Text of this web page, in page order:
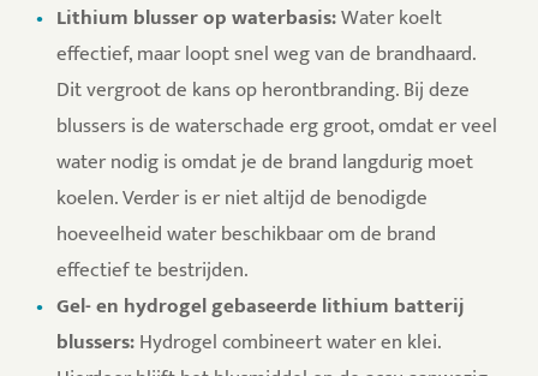
Lithium blusser op waterbasis:Water koelt
effectief, maar loopt snel weg van de brandhaard.
Dit vergroot de kans op herontbranding. Bij deze
blussers is de waterschade erg groot, omdat er veel
water nodig is omdat je de brand langdurig moet
koelen. Verder is er niet altijd de benodigde
hoeveelheid water beschikbaar om de brand
effectief te bestrijden.
Gel- en hydrogel gebaseerde lithium batterij
blussers:Hydrogel combineert water en klei.